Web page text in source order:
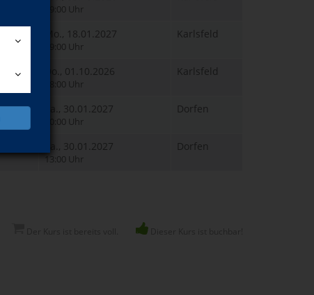
19:00 Uhr
Mo., 18.01.2027
19:00 Uhr
Karlsfeld
Do., 01.10.2026
18:00 Uhr
Karlsfeld
Sa., 30.01.2027
10:00 Uhr
Dorfen
Sa., 30.01.2027
13:00 Uhr
Dorfen